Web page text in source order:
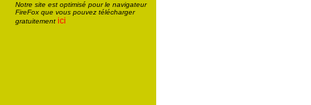
Notre site est optimisé pour le navigateur
FireFox que vous pouvez télécharger
gratuitement ici